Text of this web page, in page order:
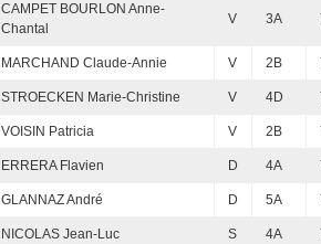
CAMPET BOURLON Anne-
Chantal
V 3A
MARCHAND Claude-Annie V 2B
STROECKEN Marie-Christine V 4D
VOISIN Patricia V 2B
ERRERA Flavien D 4A
GLANNAZ André D 5A
NICOLAS Jean-Luc S 4A